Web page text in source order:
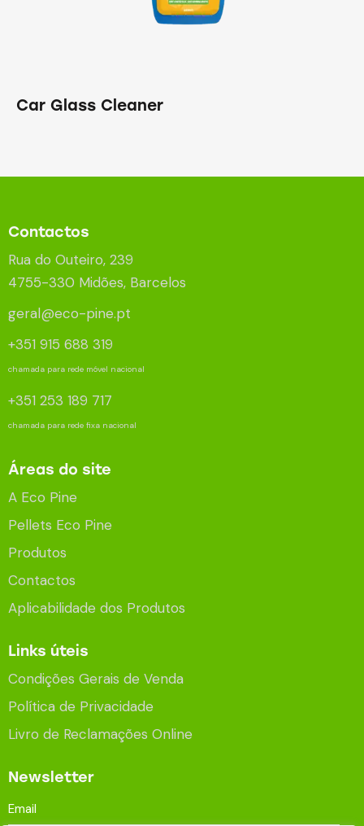
Car Glass Cleaner
Contactos
Rua do Outeiro, 239
4755-330 Midões, Barcelos
geral@eco-pine.pt
+351 915 688 319
chamada para rede móvel nacional
+351 253 189 717
chamada para rede fixa nacional
Áreas do site
A Eco Pine
Pellets Eco Pine
Produtos
Contactos
Aplicabilidade dos Produtos
Links úteis
Condições Gerais de Venda
Política de Privacidade
Livro de Reclamações Online
Newsletter